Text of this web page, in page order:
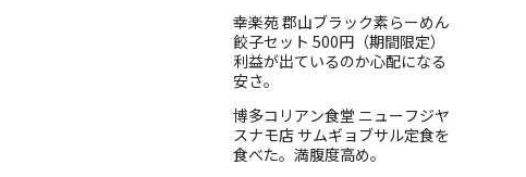
幸楽苑 郡山ブラック素らーめん
餃子セット 500円（期間限定）
利益が出ているのか心配になる
安さ。
博多コリアン食堂 ニューフジヤ
スナモ店 サムギョブサル定食を
食べた。満腹度高め。